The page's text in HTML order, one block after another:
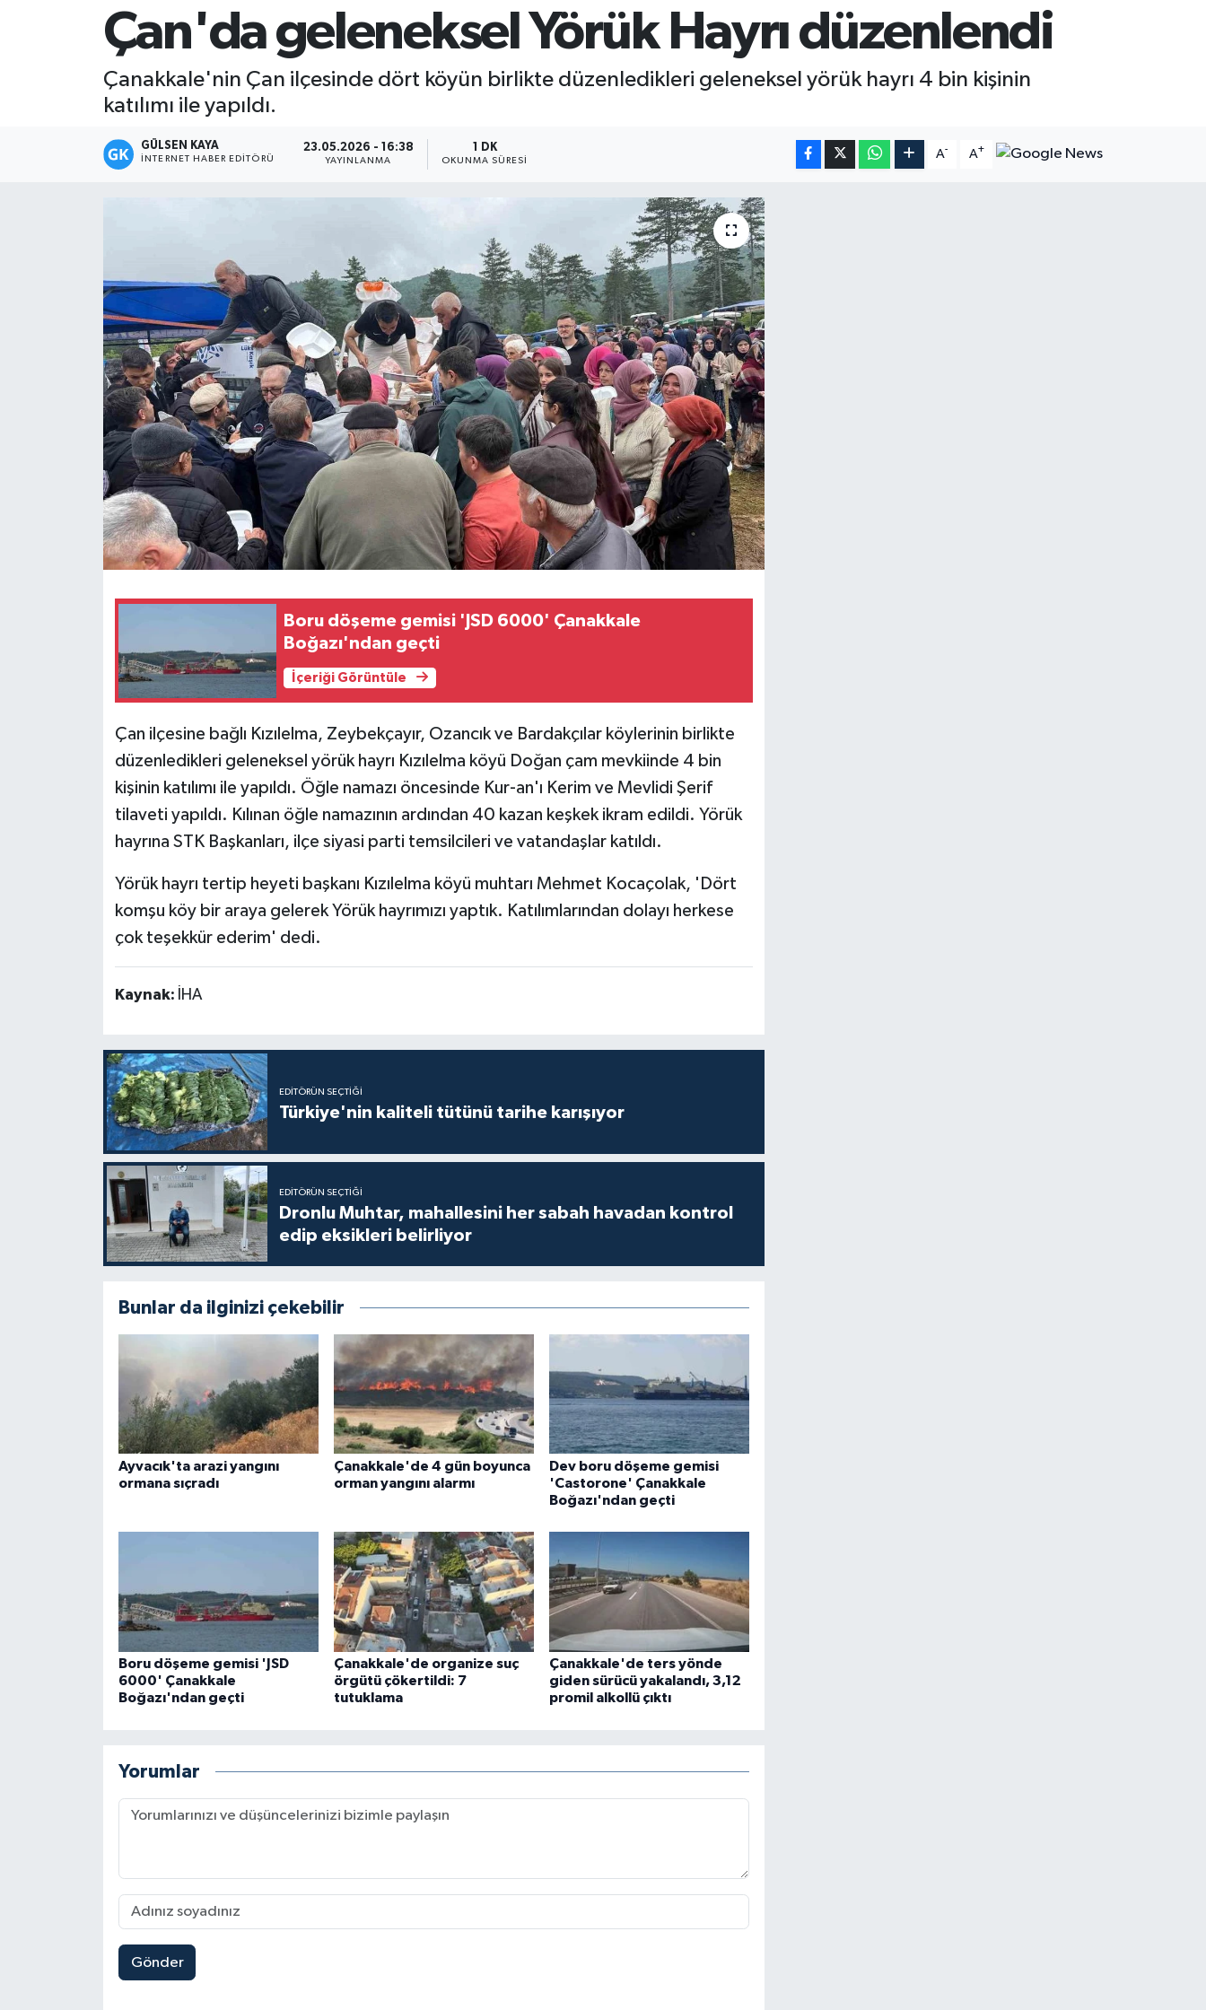
Çan'da geleneksel Yörük Hayrı düzenlendi
Çanakkale'nin Çan ilçesinde dört köyün birlikte düzenledikleri geleneksel yörük hayrı 4 bin kişinin
katılımı ile yapıldı.
GÜLSEN KAYA
İNTERNET HABER EDITÖRÜ
23.05.2026 - 16:38
YAYINLANMA
1 DK
OKUNMA SÜRESI
A- A+
Boru döşeme gemisi 'JSD 6000' Çanakkale
Boğazı'ndan geçti
İçeriği Görüntüle
Çan ilçesine bağlı Kızılelma, Zeybekçayır, Ozancık ve Bardakçılar köylerinin birlikte
düzenledikleri geleneksel yörük hayrı Kızılelma köyü Doğan çam mevkiinde 4 bin
kişinin katılımı ile yapıldı. Öğle namazı öncesinde Kur-an'ı Kerim ve Mevlidi Şerif
tilaveti yapıldı. Kılınan öğle namazının ardından 40 kazan keşkek ikram edildi. Yörük
hayrına STK Başkanları, ilçe siyasi parti temsilcileri ve vatandaşlar katıldı.
Yörük hayrı tertip heyeti başkanı Kızılelma köyü muhtarı Mehmet Kocaçolak, 'Dört
komşu köy bir araya gelerek Yörük hayrımızı yaptık. Katılımlarından dolayı herkese
çok teşekkür ederim' dedi.
Kaynak: İHA
EDITÖRÜN SEÇTIĞI
Türkiye'nin kaliteli tütünü tarihe karışıyor
EDITÖRÜN SEÇTIĞI
Dronlu Muhtar, mahallesini her sabah havadan kontrol
edip eksikleri belirliyor
Bunlar da ilginizi çekebilir
Ayvacık'ta arazi yangını
ormana sıçradı
Çanakkale'de 4 gün boyunca
orman yangını alarmı
Dev boru döşeme gemisi
'Castorone' Çanakkale
Boğazı'ndan geçti
Boru döşeme gemisi 'JSD
6000' Çanakkale
Boğazı'ndan geçti
Çanakkale'de organize suç
örgütü çökertildi: 7
tutuklama
Çanakkale'de ters yönde
giden sürücü yakalandı, 3,12
promil alkollü çıktı
Yorumlar
Gönder
Magazin
Özel Haber
Sürmanşet
Teknoloji